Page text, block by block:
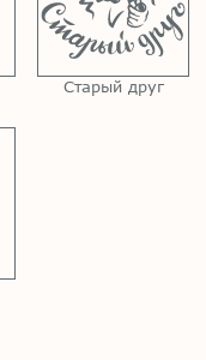
Старый друг